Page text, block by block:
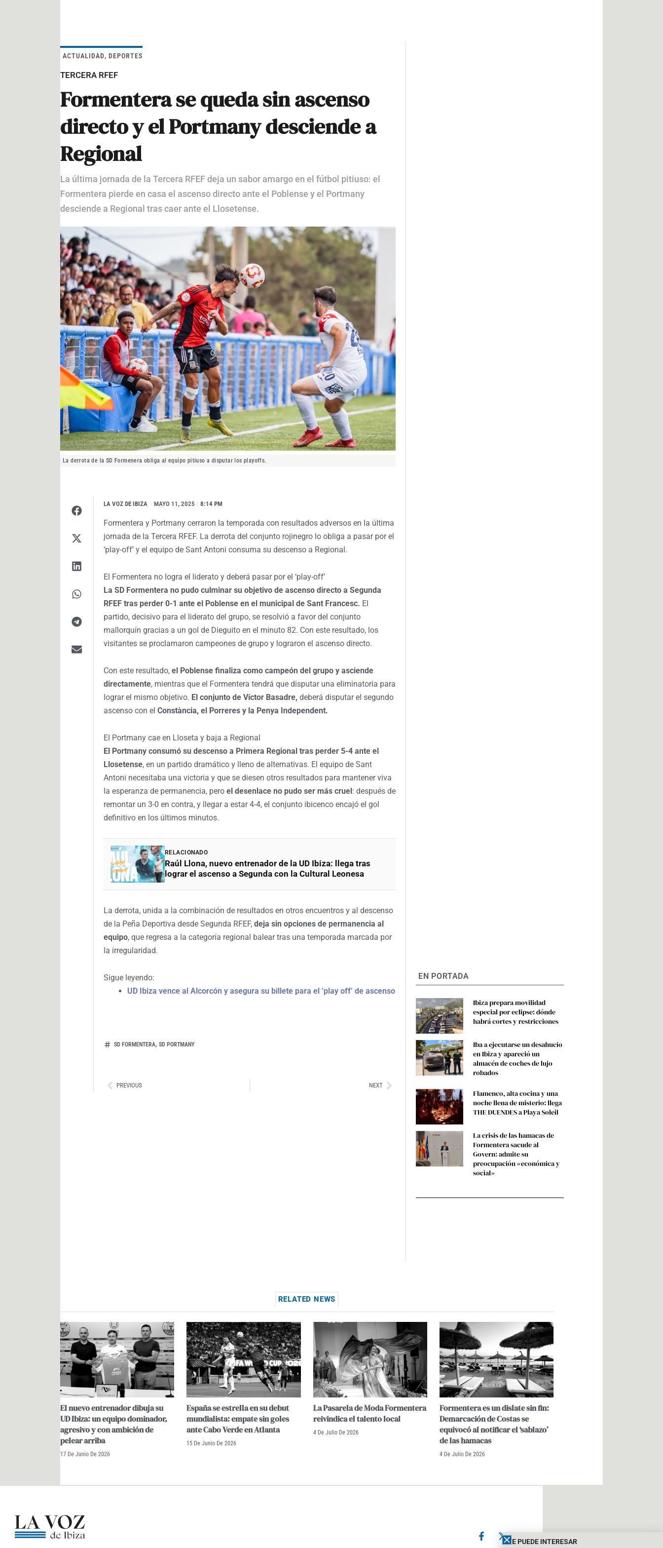
ACTUALIDAD, DEPORTES
TERCERA RFEF
Formentera se queda sin ascenso
directo y el Portmany desciende a
Regional
La última jornada de la Tercera RFEF deja un sabor amargo en el fútbol pitiuso: el
Formentera pierde en casa el ascenso directo ante el Poblense y el Portmany
desciende a Regional tras caer ante el Llosetense.
La derrota de la SD Formenera obliga al equipo pitiuso a disputar los playoffs.
LA VOZ DE IBIZA I MAYO 11, 2025 8:14 PM
Formentera y Portmany cerraron la temporada con resultados adversos en la última
jornada de la Tercera RFEF. La derrota del conjunto rojinegro lo obliga a pasar por el
‘play-off’ y el equipo de Sant Antoni consuma su descenso a Regional.
El Formentera no logra el liderato y deberá pasar por el ‘play-off’
La SD Formentera no pudo culminar su objetivo de ascenso directo a Segunda
RFEF tras perder 0-1 ante el Poblense en el municipal de Sant Francesc. El
partido, decisivo para el liderato del grupo, se resolvió a favor del conjunto
mallorquín gracias a un gol de Dieguito en el minuto 82. Con este resultado, los
visitantes se proclamaron campeones de grupo y lograron el ascenso directo.
Con este resultado, el Poblense finaliza como campeón del grupo y asciende
directamente, mientras que el Formentera tendrá que disputar una eliminatoria para
lograr el mismo objetivo. El conjunto de Víctor Basadre, deberá disputar el segundo
ascenso con el Constància, el Porreres y la Penya Independent.
El Portmany cae en Lloseta y baja a Regional
El Portmany consumó su descenso a Primera Regional tras perder 5-4 ante el
Llosetense, en un partido dramático y lleno de alternativas. El equipo de Sant
Antoni necesitaba una victoria y que se diesen otros resultados para mantener viva
la esperanza de permanencia, pero el desenlace no pudo ser más cruel : después de
remontar un 3-0 en contra, y llegar a estar 4-4, el conjunto ibicenco encajó el gol
definitivo en los últimos minutos.
RELACIONADO
Raúl Llona, nuevo entrenador de la UD Ibiza: llega tras
lograr el ascenso a Segunda con la Cultural Leonesa
La derrota, unida a la combinación de resultados en otros encuentros y al descenso
de la Peña Deportiva desde Segunda RFEF, deja sin opciones de permanencia al
equipo, que regresa a la categoría regional balear tras una temporada marcada por
la irregularidad.
Sigue leyendo:
UD Ibiza vence al Alcorcón y asegura su billete para el ‘play off’ de ascenso
SD FORMENTERA, SD PORTMANY
AntPREVIOUS NEXTSiguiente
EN PORTADA
Ibiza prepara movilidad
especial por eclipse: dónde
habrá cortes y restricciones
Iba a ejecutarse un desahucio
en Ibiza y apareció un
almacén de coches de lujo
robados
Flamenco, alta cocina y una
noche llena de misterio: llega
THE DUENDES a Playa Soleil
La crisis de las hamacas de
Formentera sacude al
Govern: admite su
preocupación «económica y
social»
RELATED NEWS
El nuevo entrenador dibuja su
UD Ibiza: un equipo dominador,
agresivo y con ambición de
pelear arriba
17 De Junio De 2026
España se estrella en su debut
mundialista: empate sin goles
ante Cabo Verde en Atlanta
15 De Junio De 2026
La Pasarela de Moda Formentera
reivindica el talento local
4 De Julio De 2026
Formentera es un dislate sin fin:
Demarcación de Costas se
equivocó al notificar el ‘sablazo’
de las hamacas
4 De Julio De 2026
F
a
X
-
I
n
TE PUEDE INTERESAR